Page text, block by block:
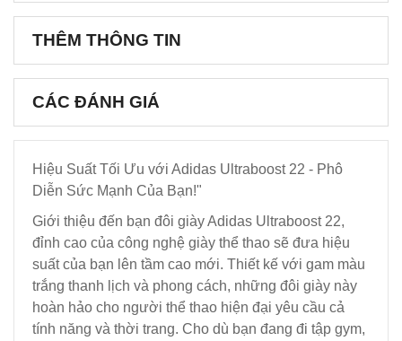
THÊM THÔNG TIN
CÁC ĐÁNH GIÁ
Hiệu Suất Tối Ưu với Adidas Ultraboost 22 - Phô
Diễn Sức Mạnh Của Bạn!"
Giới thiệu đến bạn đôi giày Adidas Ultraboost 22,
đỉnh cao của công nghệ giày thể thao sẽ đưa hiệu
suất của bạn lên tầm cao mới. Thiết kế với gam màu
trắng thanh lịch và phong cách, những đôi giày này
hoàn hảo cho người thể thao hiện đại yêu cầu cả
tính năng và thời trang. Cho dù bạn đang đi tập gym,